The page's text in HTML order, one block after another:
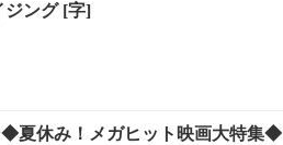
ジング [字]
◆夏休み！メガヒット映画大特集◆